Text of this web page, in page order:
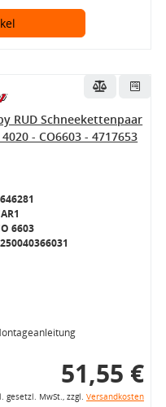
RUD Schneekettenpaar
- CO6603 - 4717653
6603
51,55 €
gesetzl. MwSt., zzgl. Versandkosten